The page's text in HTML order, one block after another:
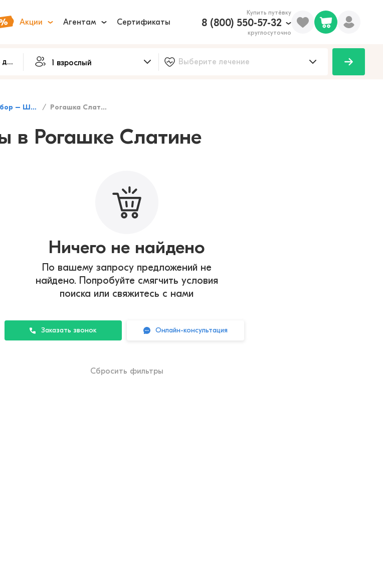
Акции Агентам Сертификаты
Купить путёвку
8 (800) 550-57-32
круглосуточно
– Штирия Рогашка Слатина
в Рогашке Слатине
Ничего не найдено
По вашему запросу предложений не
найдено. Попробуйте смягчить условия
поиска или свяжитесь с нами
Заказать звонок Онлайн-консультация
Сбросить фильтры